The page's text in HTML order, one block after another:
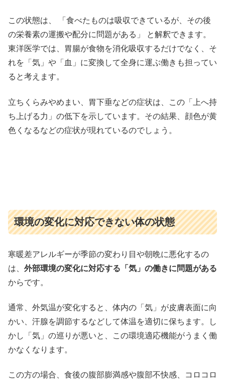
この状態は、 「食べたものは吸収できているが、その後
の栄養素の運搬や配分に問題がある」 と解釈できます。
東洋医学では、胃腸が食物を消化吸収するだけでなく、そ
れを「気」や「血」に変換して全身に運ぶ働きも担ってい
ると考えます。
立ちくらみやめまい、胃下垂などの症状は、この「上へ持
ち上げる力」の低下を示しています。その結果、顔色が黄
色くなるなどの症状が現れているのでしょう。
環境の変化に対応できない体の状態
寒暖差アレルギーが季節の変わり目や朝晩に悪化するの
は、 外部環境の変化に対応する「気」の働きに問題がある
からです。
通常、外気温が変化すると、体内の「気」が皮膚表面に向
かい、汗腺を調節するなどして体温を適切に保ちます。し
かし「気」の巡りが悪いと、この環境適応機能がうまく働
かなくなります。
この方の場合、食後の腹部膨満感や腹部不快感、コロコロ